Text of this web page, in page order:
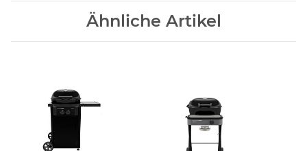
Ähnliche Artikel